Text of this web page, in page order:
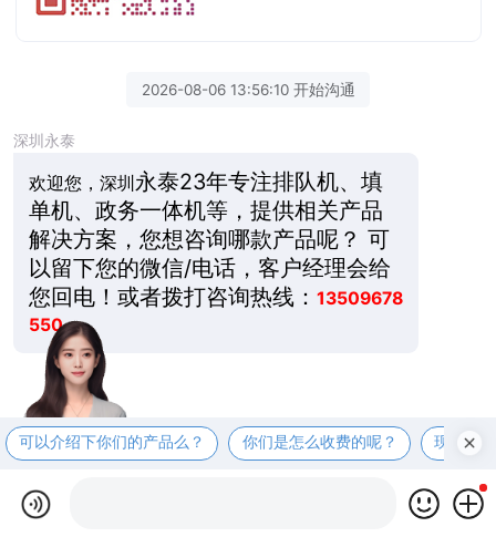
2026-08-06 13:56:10 开始沟通
深圳永泰
欢迎您，深圳 永泰23年专注排队机、填
单机、政务一体机等，提供相关产品
解决方案，您想咨询哪款产品呢？ 可
以留下您的微信/电话，客户经理会给
您回电！或者拨打咨询热线： 13509678
550
可以介绍下你们的产品么？ 你们是怎么收费的呢？ 现在有